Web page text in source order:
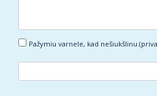
Pažymiu varnele, kad